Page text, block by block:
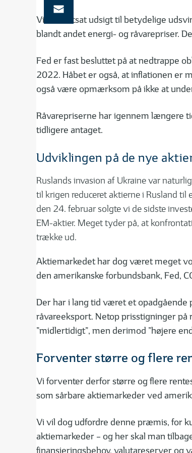
Vi ser fortsat udsigt til betydelige
blandt andet energi- og råvarepriser.
Fed er fast besluttet på at nedtrappe
2022. Håbet er også, at inflationen er
også være opmærksom på ikke at
Råvarepriserne har igennem længere
tidligere antaget.
Udviklingen på de nye
Ruslands invasion af Ukraine var
til krigen reduceret aktierne i Rusland
den 24. februar solgte vi de sidste
EM-aktier. Meget tyder på, at
trække ud.
Aktiemarkedet har dog været meget
den amerikanske forbundsbank, Fed,
Der har i lang tid været et opadgående
råvareeksport. Netop prisstigninger
”midlertidigt”, men derimod ”højere
Forventer større og flere
Vi forventer derfor større og flere
som sårbare aktiemarkeder ved
Vi vil dog udfordre denne præmis, for
aktiemarkeder – og her skal man
finansieringsbehov, valutareserver og